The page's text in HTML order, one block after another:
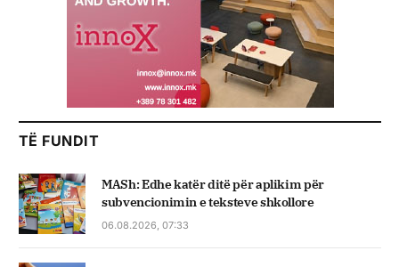
TË FUNDIT
MASh: Edhe katër ditë për aplikim për
subvencionimin e teksteve shkollore
06.08.2026, 07:33